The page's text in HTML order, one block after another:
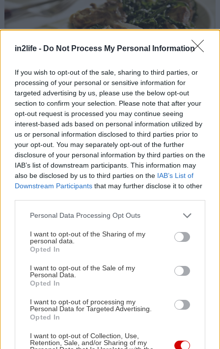
in2life - Do Not Process My Personal Information
If you wish to opt-out of the sale, sharing to third parties, or
processing of your personal or sensitive information for
targeted advertising by us, please use the below opt-out
section to confirm your selection. Please note that after your
opt-out request is processed you may continue seeing
interest-based ads based on personal information utilized by
us or personal information disclosed to third parties prior to
your opt-out. You may separately opt-out of the further
disclosure of your personal information by third parties on the
IAB’s list of downstream participants. This information may
also be disclosed by us to third parties on the IAB’s List of
Downstream Participants that may further disclose it to other
Please note that this website/app uses one or more Google
not limited to your visit or usage behaviour. You may click to
grant or deny consent to Google and its third-party tags to
use your data for below specified purposes in below Google
consent section.
Personal Data Processing Opt Outs
I want to opt-out of the Sharing of my
personal data.
Opted In
I want to opt-out of the Sale of my
Personal Data.
Opted In
I want to opt-out of processing my
Personal Data for Targeted Advertising.
Opted In
I want to opt-out of Collection, Use,
Retention, Sale, and/or Sharing of my
Το χανιώτικο μπουρέκι είναι ποίημα. Η ανωγειανή
μακαρονάδα με ανθότυρο χορταστικότατη. Το
οφτό αρνί ψημένο με τον παραδοσιακό κρητικό
τρόπο. Και το κατσικάκι με το σταμναγκάθι και τα
μυρωδικά μοσχομυρίζουν Κρήτη. Η ρακή με τις
ελίτσες έρχεται κερασμένη για το καλωσόρισμα,
και συνεχίζουμε με μαρουβά και καλό χύμα κρασί.
Σημειώστε ότι στον άνετο χώρο της ταβέρνας,
υπάρχουν και παιδικά καρεκλάκια για να γίνεται
ακόμα πιο family friendly. Στο τέλος, θα
υπολογίσετε περί τα 20€ το άτομο με κρασί.
Το Μικιό
Αγίου Αλεξάνδρου 58, Παλαιό Φάληρο, τηλ:
6946995740